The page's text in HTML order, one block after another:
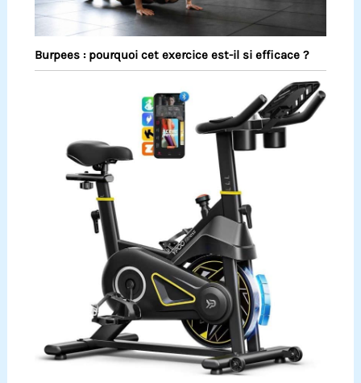
Burpees : pourquoi cet exercice est-il si efficace ?